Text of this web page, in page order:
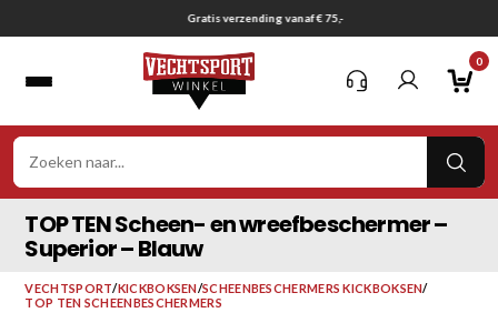
naar
Gratis verzending vanaf € 75,-
0
TOP TEN Scheen- en wreefbeschermer –
Superior – Blauw
VECHTSPORT/KICKBOKSEN/SCHEENBESCHERMERS KICKBOKSEN/
TOP TEN SCHEENBESCHERMERS